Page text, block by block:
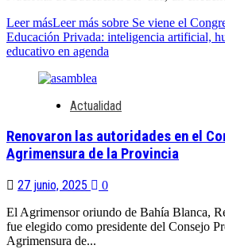
Leer másLeer más sobre Se viene el
Educación Privada: inteligencia artificial,
educativo en agenda
Actualidad
Renovaron las autoridades en el
Agrimensura de la Provincia
27 junio, 2025
0
El Agrimensor oriundo de Bahía Blanca,
fue elegido como presidente del Consejo
Agrimensura de...